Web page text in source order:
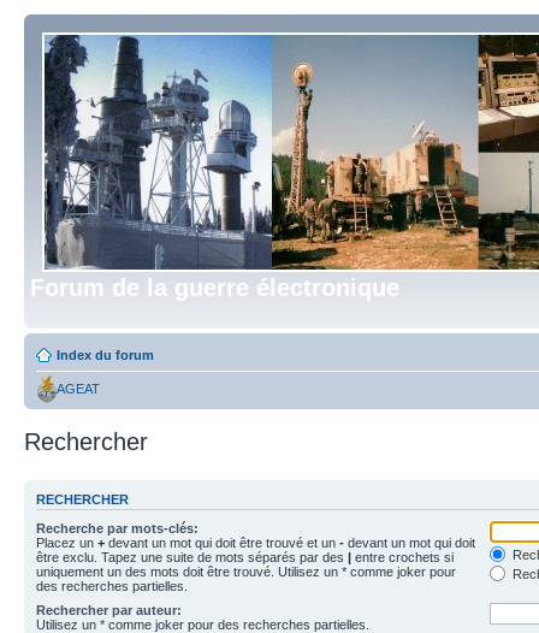
Forum de la guerre électronique
Index du forum
AGEAT
Rechercher
RECHERCHER
Recherche par mots-clés:
Placez un + devant un mot qui doit être trouvé et un - devant un mot qui doit
être exclu. Tapez une suite de mots séparés par des | entre crochets si
uniquement un des mots doit être trouvé. Utilisez un * comme joker pour
des recherches partielles.
Rechercher par auteur:
Utilisez un * comme joker pour des recherches partielles.